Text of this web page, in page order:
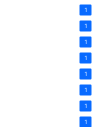
1
1
1
1
1
1
1
1